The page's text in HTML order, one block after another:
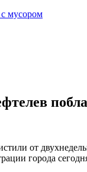
мусором
от
города